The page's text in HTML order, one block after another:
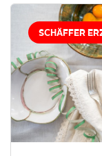
SCHÄFFER